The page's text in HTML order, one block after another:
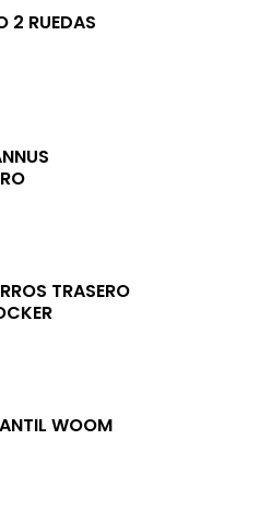
2 RUEDAS
TRASERO
WOOM